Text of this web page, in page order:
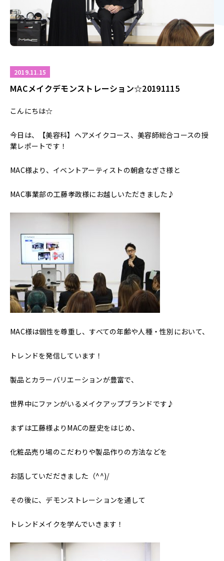
2019.11.15
MACメイクデモンストレーション☆20191115
こんにちは☆
今日は、【美容科】ヘアメイクコース、美容師総合コースの授
業レポートです！
MAC様より、イベントアーティストの朝倉なぎさ様と
MAC事業部の工藤孝政様にお越しいただきました♪
MAC様は個性を尊重し、すべての年齢や人種・性別において、
トレンドを発信しています！
製品とカラーバリエーションが豊富で、
世界中にファンがいるメイクアップブランドです♪
まずは工藤様よりMACの歴史をはじめ、
化粧品売り場のこだわりや製品作りの方法などを
お話していだだきました（^^)/
その後に、デモンストレーションを通して
トレンドメイクを学んでいきます！